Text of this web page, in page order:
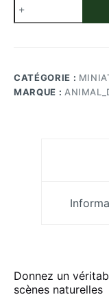
de
Figurine
Résine
SLA
CATÉGORIE :
MARQUE :
Donnez un
scènes naturelles